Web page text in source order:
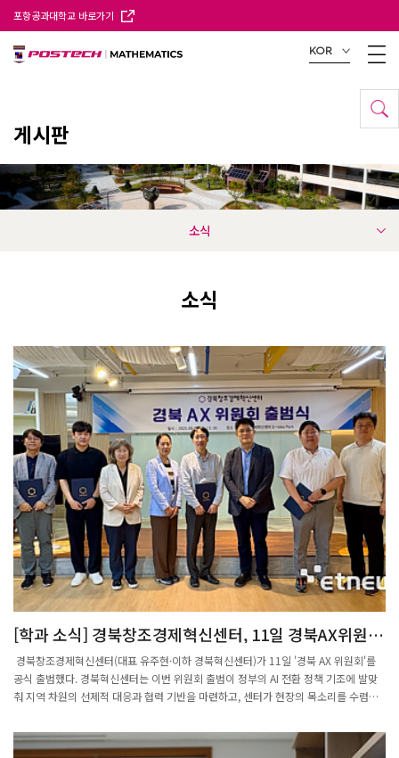
포항공과대학교 바로가기
KOR
게시판
소식
소식
[학과 소식] 경북창조경제혁신센터, 11일 경북AX위원회
공식 출범
경북창조경제혁신센터(대표 유주현·이하 경북혁신센터)가 11일 '경북 AX 위원회'를
공식 출범했다. 경북혁신센터는 이번 위원회 출범이 정부의 AI 전환 정책 기조에 발맞
춰 지역 차원의 선제적 대응과 협력 기반을 마련하고, 센터가 현장의 목소리를 수렴해
다. 출범식에는 학계, 연구기관, 기업, 스타트업 관계자 등 10여 명이 참석해 AI·AX가
국가경쟁력과 지역산업 발전의 핵심과제라는 점에 깊이 공감했다. 경북 AX 위원회는